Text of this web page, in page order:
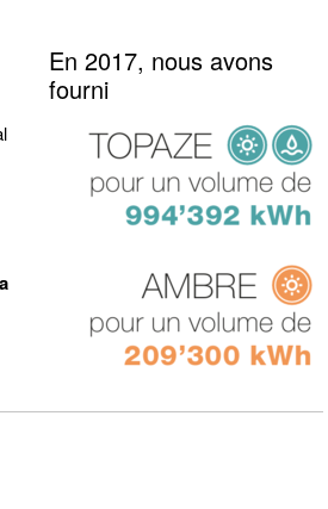
En 2017, nous avons
fourni